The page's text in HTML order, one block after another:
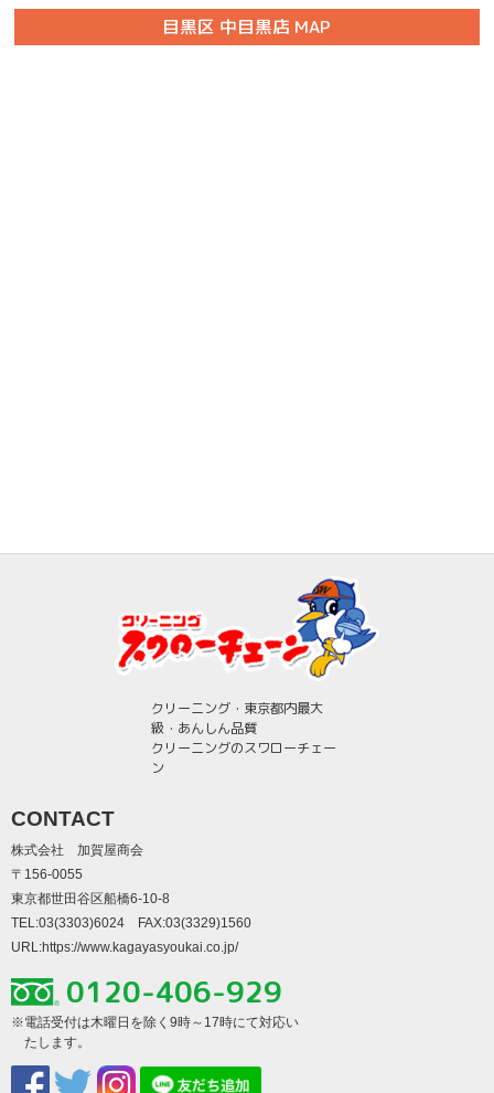
目黒区 中目黒店 MAP
クリーニング・東京都内最大
級・あんしん品質
クリーニングのスワローチェー
ン
CONTACT
株式会社 加賀屋商会
〒156-0055
東京都世田谷区船橋6-10-8
TEL:03(3303)6024 FAX:03(3329)1560
URL:https://www.kagayasyoukai.co.jp/
0120-406-929
※電話受付は木曜日を除く9時～17時にて対応い
たします。